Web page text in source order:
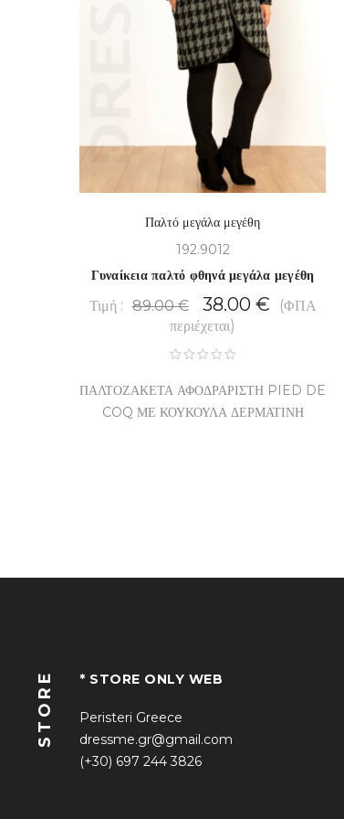
Παλτό μεγάλα μεγέθη
192.9012
Γυναίκεια παλτό φθηνά μεγάλα μεγέθη
Τιμή : 89.00€ 38.00 €
(ΦΠΑ
περιέχεται)
ΠΑΛΤΟΖΑΚΕΤΑ ΑΦΟΔΡΑΡΙΣΤΗ PIED DE
COQ ΜΕ ΚΟΥΚΟΥΛΑ ΔΕΡΜΑΤΙΝΗ
STORE * STORE ONLY WEB
Peristeri Greece
dressme.gr@gmail.com
(+30) 697 244 3826